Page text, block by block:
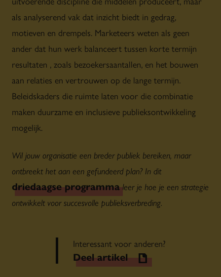
als analyserend vak dat inzicht biedt in gedrag,
motieven en drempels. Marketeers weten als geen
ander dat hun werk balanceert tussen korte termijn
resultaten , zoals bezoekersaantallen, en het bouwen
aan relaties en vertrouwen op de lange termijn.
Beleidskaders die ruimte laten voor die combinatie
maken duurzame en inclusieve publieksontwikkeling
mogelijk.
Wil jouw organisatie een breder publiek bereiken, maar
ontbreekt het aan een gefundeerd plan? In dit
driedaagse programmaleer je hoe je een strategie
ontwikkelt voor succesvolle publieksverbreding.
Interessant voor anderen?
Deel artikel